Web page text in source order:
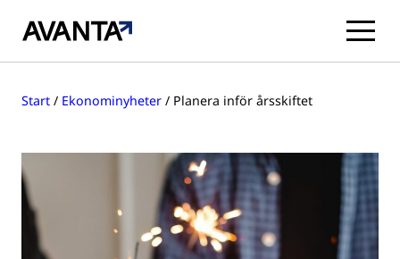
innehåll
Start / Ekonominyheter / Planera inför årsskiftet